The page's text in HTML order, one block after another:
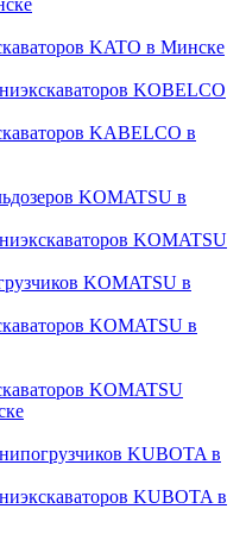
KATO в Минске
KOBELCO
KABELCO в
KOMATSU в
KOMATSU
KOMATSU в
KOMATSU в
KOMATSU
KUBOTA в
KUBOTA в